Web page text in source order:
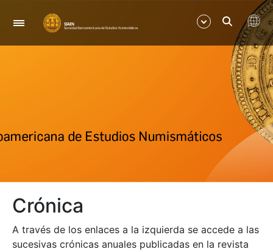
Navegación
Mostrar/Ocultar
Mostrar/Ocultar
Crónica
A través de los enlaces a la izquierda se accede a las
sucesivas crónicas anuales publicadas en la revista